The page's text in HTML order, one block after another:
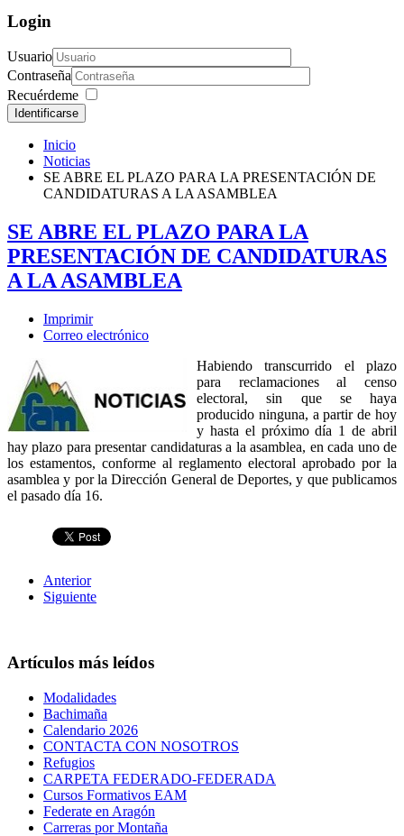
Login
Usuario
Contraseña
Recuérdeme
Identificarse
Inicio
Noticias
SE ABRE EL PLAZO PARA LA PRESENTACIÓN DE
CANDIDATURAS A LA ASAMBLEA
SE ABRE EL PLAZO PARA LA
PRESENTACIÓN DE CANDIDATURAS
A LA ASAMBLEA
Imprimir
Correo electrónico
Habiendo transcurrido el plazo
para reclamaciones al censo
electoral, sin que se haya
producido ninguna, a partir de hoy
y hasta el próximo día 1 de abril
hay plazo para presentar candidaturas a la asamblea, en cada uno de
los estamentos, conforme al reglamento electoral aprobado por la
asamblea y por la Dirección General de Deportes, y que publicamos
el pasado día 16.
Anterior
Siguiente
Artículos más leídos
Modalidades
Bachimaña
Calendario 2026
CONTACTA CON NOSOTROS
Refugios
CARPETA FEDERADO-FEDERADA
Cursos Formativos EAM
Federate en Aragón
Carreras por Montaña